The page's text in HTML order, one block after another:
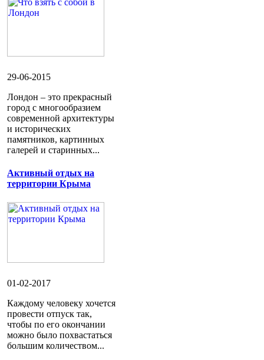
29-06-2015
Лондон – это прекрасный
город с многообразием
современной архитектуры
и исторических
памятников, картинных
галерей и старинных...
Активный отдых на
территории Крыма
01-02-2017
Каждому человеку хочется
провести отпуск так,
чтобы по его окончании
можно было похвастаться
большим количеством...